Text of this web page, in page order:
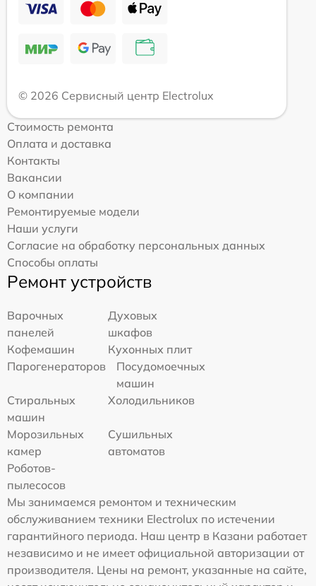
© 2026 Сервисный центр Electrolux
Стоимость ремонта
Оплата и доставка
Контакты
Вакансии
О компании
Ремонтируемые модели
Наши услуги
Согласие на обработку персональных данных
Способы оплаты
Ремонт устройств
Варочных
панелей
Духовых
шкафов
Кофемашин
Кухонных плит
Парогенераторов
Посудомоечных
машин
Стиральных
машин
Холодильников
Морозильных
камер
Сушильных
автоматов
Роботов-
пылесосов
Мы занимаемся ремонтом и техническим
обслуживанием техники Electrolux по истечении
гарантийного периода. Наш центр в Казани работает
независимо и не имеет официальной авторизации от
производителя. Цены на ремонт, указанные на сайте,